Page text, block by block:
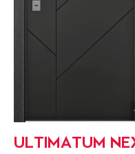
ULTIMATUM